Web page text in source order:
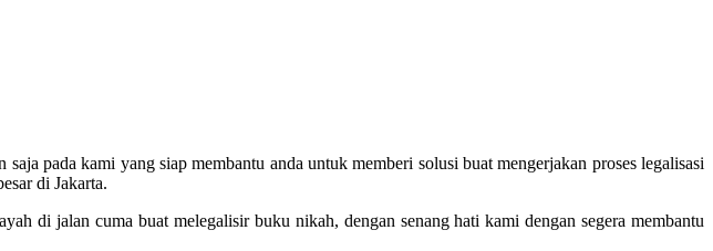
pada kami yang siap membantu anda untuk memberi solusi buat mengerjakan proses legalisasi
di Jakarta.
di jalan cuma buat melegalisir buku nikah, dengan senang hati kami dengan segera membantu